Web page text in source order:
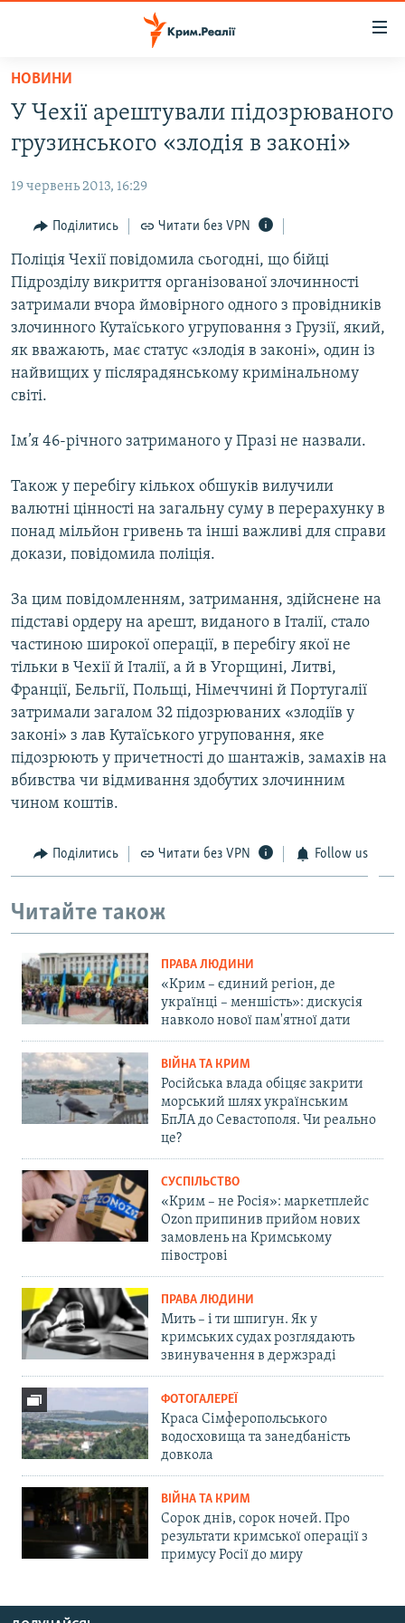
Перейти
основного
матеріалу
Перейти
до
навігації
Перейти
до
пошуку
ВІДЕО ТА ФОТО
ПОЛІТИКА
БЛОГИ
ПОГЛЯД
ІНТЕРВ'Ю
ВСЕ ЗА ДЕНЬ
СПЕЦПРОЕКТИ
ДЕПОРТАЦІЯ
УКРАЇНСЬКА ПРОБЛЕМА КРИМУ
ІНФОГРАФІКА
ЯК ОБІЙТИ БЛОКУВАННЯ
Русский
ДОЛУЧАЙСЯ!
Усі сайти RFE/RL
НОВИНИ
У Чехії арештували підозрюваного
грузинського «злодія в законі»
19 червень 2013, 16:29
Поділитись Читати без VPN
Поліція Чехії повідомила сьогодні, що бійці
Підрозділу викриття організованої злочинності
затримали вчора ймовірного одного з провідників
злочинного Кутаїського угруповання з Грузії, який,
як вважають, має статус «злодія в законі», один із
найвищих у післярадянському кримінальному
світі.
Ім’я 46-річного затриманого у Празі не назвали.
Також у перебігу кількох обшуків вилучили
валютні цінності на загальну суму в перерахунку в
понад мільйон гривень та інші важливі для справи
докази, повідомила поліція.
За цим повідомленням, затримання, здійснене на
підставі ордеру на арешт, виданого в Італії, стало
частиною широкої операції, в перебігу якої не
тільки в Чехії й Італії, а й в Угорщині, Литві,
Франції, Бельгії, Польщі, Німеччині й Португалії
затримали загалом 32 підозрюваних «злодіїв у
законі» з лав Кутаїського угруповання, яке
підозрюють у причетності до шантажів, замахів на
вбивства чи відмивання здобутих злочинним
чином коштів.
Поділитись Читати без VPN Follow us
Читайте також
ПРАВА ЛЮДИНИ
«Крим – єдиний регіон, де
українці – меншість»: дискусія
навколо нової пам'ятної дати
ВІЙНА ТА КРИМ
Російська влада обіцяє закрити
морський шлях українським
БпЛА до Севастополя. Чи реально
це?
СУСПІЛЬСТВО
«Крим – не Росія»: маркетплейс
Ozon припинив прийом нових
замовлень на Кримському
півострові
ПРАВА ЛЮДИНИ
Мить – і ти шпигун. Як у
кримських судах розглядають
звинувачення в держзраді
ФОТОГАЛЕРЕЇ
Краса Сімферопольського
водосховища та занедбаність
довкола
ВІЙНА ТА КРИМ
Сорок днів, сорок ночей. Про
результати кримської операції з
примусу Росії до миру